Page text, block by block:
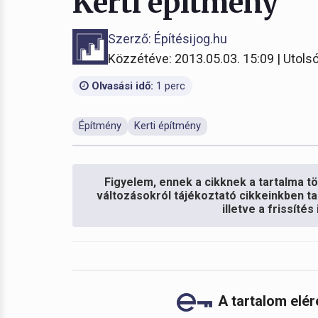
Szerző: Építésijog.hu
Közzétéve: 2013.05.03. 15:09 |
Olvasási idő: 1 perc
Építmény Kerti építmény
Figyelem, ennek a cikknek a tartalma
változásokról tájékoztató cikkeinkben
illetve a frissítés
A tartalom